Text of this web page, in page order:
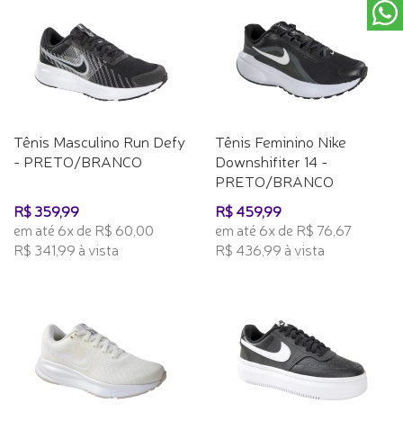
Tênis Masculino Run Defy
- PRETO/BRANCO
R$ 359,99
em até 6x de R$ 60,00
R$ 341,99 à vista
Tênis Feminino Nike
Downshifiter 14 -
PRETO/BRANCO
R$ 459,99
em até 6x de R$ 76,67
R$ 436,99 à vista